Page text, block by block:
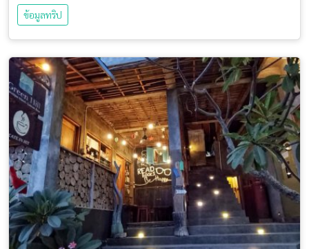
ข้อมูลทริป